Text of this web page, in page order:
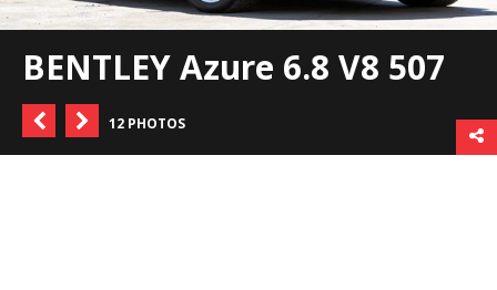
BENTLEY Azure 6.8 V8 507
12 PHOTOS